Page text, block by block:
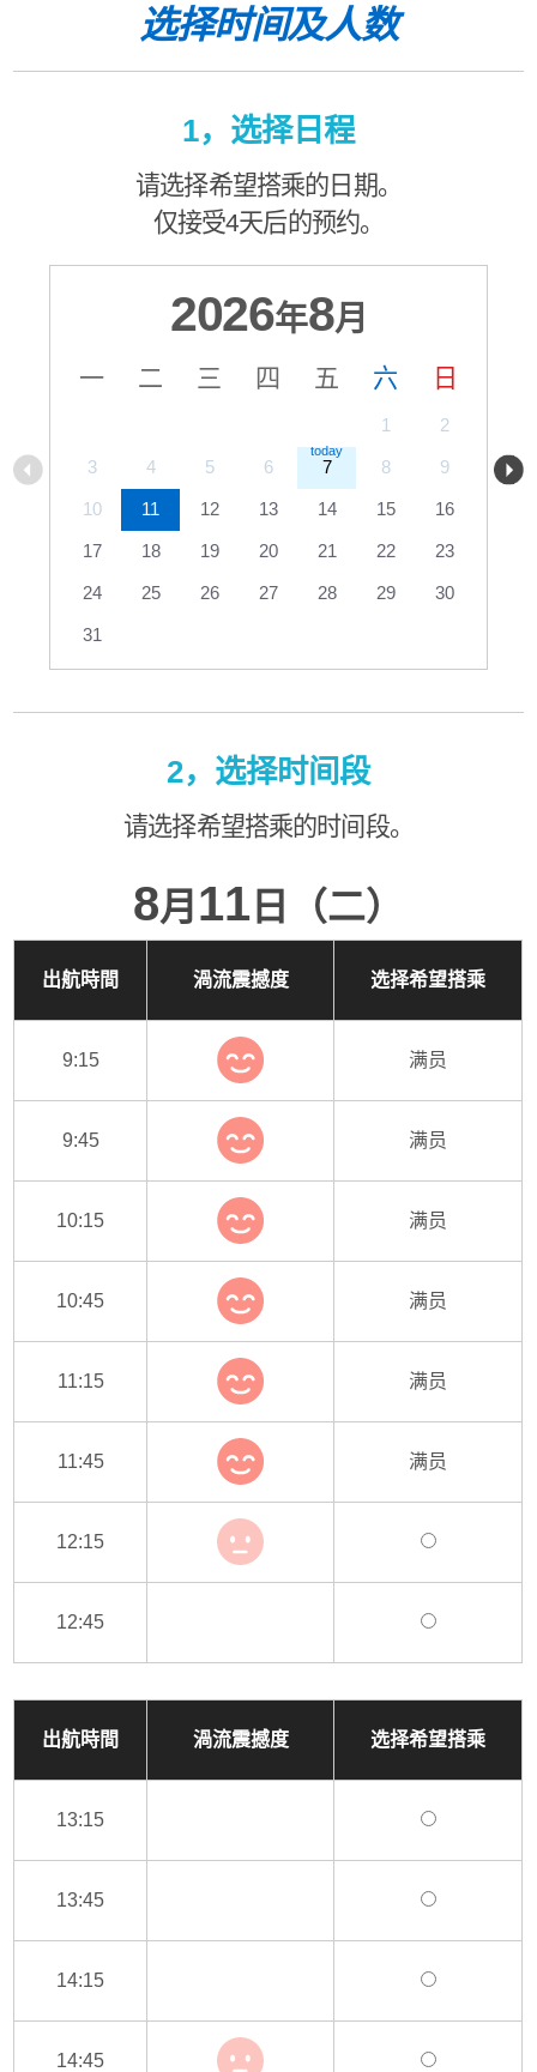
选择时间及人数
1，选择日程
请选择希望搭乘的日期。
仅接受4天后的预约。
2026年8月
一 二 三 四 五 六 日
1 2
3 4 5 6 7 8 9
10 11 12 13 14 15 16
17 18 19 20 21 22 23
24 25 26 27 28 29 30
31
2，选择时间段
请选择希望搭乘的时间段。
8月 11 日（二）
出航時間 渦流震撼度 选择希望搭乘
9:15 满员
9:45 满员
10:15 满员
10:45 满员
11:15 满员
11:45 满员
12:15
12:45
出航時間 渦流震撼度 选择希望搭乘
13:15
13:45
14:15
14:45